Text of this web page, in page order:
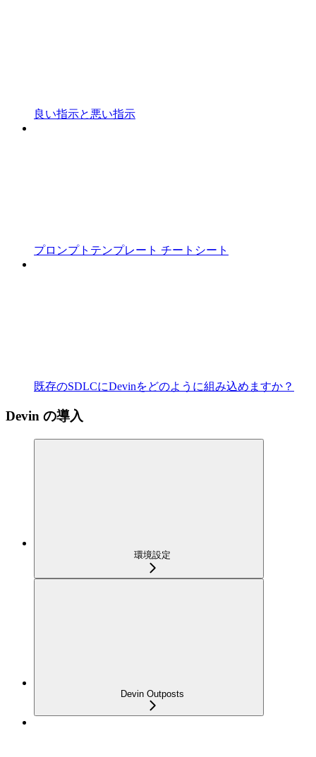
良い指示と悪い指示
プロンプトテンプレート チートシート
既存のSDLCにDevinをどのように組み込めますか？
Devin の導入
環境設定
Devin Outposts